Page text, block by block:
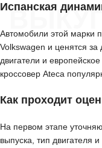
ВЫКУП
Испанская
Автомобили этой марки
Volkswagen и ценятся
двигатели и
кроссовер Ateca
Как проходит
На первом этапе
выпуска, тип двигателя